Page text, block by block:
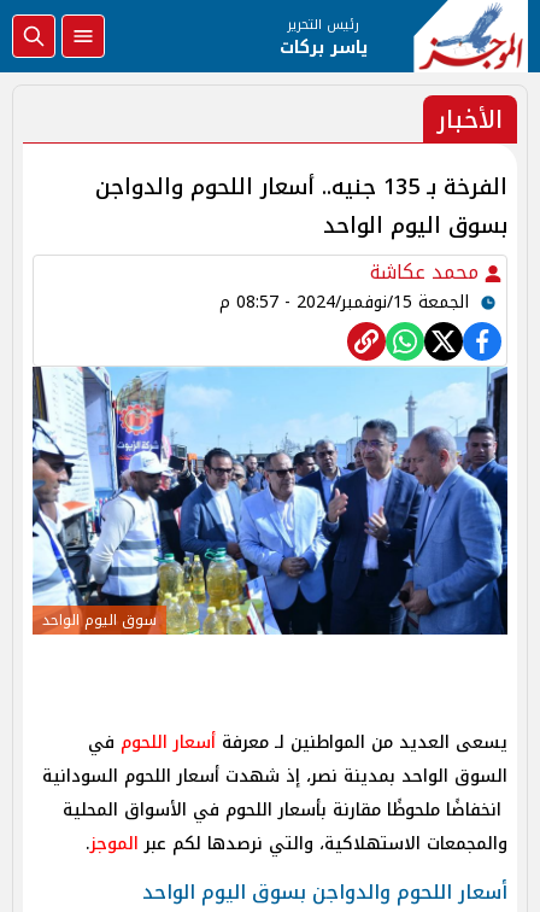
رئيس التحرير
ياسر بركات
الأخبار
الفرخة بـ 135 جنيه.. أسعار اللحوم والدواجن
بسوق اليوم الواحد
محمد عكاشة
الجمعة 15/نوفمبر/2024 - 08:57 م
سوق اليوم الواحد
يسعى العديد من المواطنين لـ معرفة أسعار اللحوم في
السوق الواحد بمدينة نصر، إذ شهدت أسعار اللحوم السودانية
انخفاضًا ملحوظًا مقارنة بأسعار اللحوم في الأسواق المحلية
والمجمعات الاستهلاكية، والتي نرصدها لكم عبرالموجز.
أسعار اللحوم والدواجن بسوق اليوم الواحد